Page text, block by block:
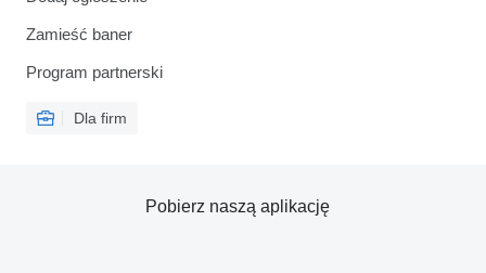
Zamieść baner
Program partnerski
Dla firm
Pobierz naszą aplikację